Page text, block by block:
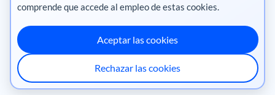
México
·
Ecuador·Perú·
Centroamérica
Chile
comprende que accede al empleo de estas cookies.
Aceptar las cookies
Rechazar las cookies